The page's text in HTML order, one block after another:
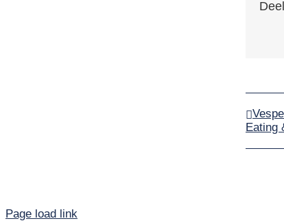
Eating
Page load link